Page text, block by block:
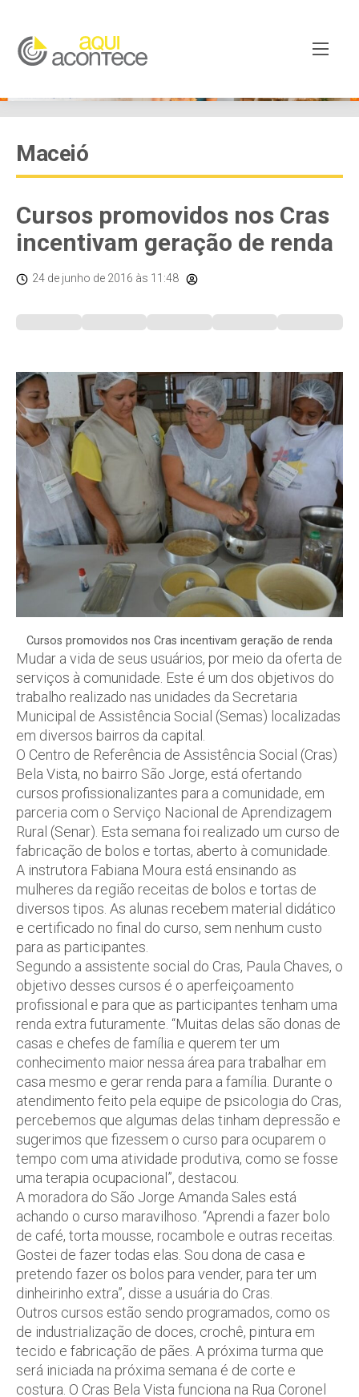
Maceió
Cursos promovidos nos Cras
incentivam geração de renda
24 de junho de 2016 às 11:48
Cursos promovidos nos Cras incentivam geração de renda
Mudar a vida de seus usuários, por meio da oferta de
serviços à comunidade. Este é um dos objetivos do
trabalho realizado nas unidades da Secretaria
Municipal de Assistência Social (Semas) localizadas
em diversos bairros da capital.
O Centro de Referência de Assistência Social (Cras)
Bela Vista, no bairro São Jorge, está ofertando
cursos profissionalizantes para a comunidade, em
parceria com o Serviço Nacional de Aprendizagem
Rural (Senar). Esta semana foi realizado um curso de
fabricação de bolos e tortas, aberto à comunidade.
A instrutora Fabiana Moura está ensinando as
mulheres da região receitas de bolos e tortas de
diversos tipos. As alunas recebem material didático
e certificado no final do curso, sem nenhum custo
para as participantes.
Segundo a assistente social do Cras, Paula Chaves, o
objetivo desses cursos é o aperfeiçoamento
profissional e para que as participantes tenham uma
renda extra futuramente. “Muitas delas são donas de
casas e chefes de família e querem ter um
conhecimento maior nessa área para trabalhar em
casa mesmo e gerar renda para a família. Durante o
atendimento feito pela equipe de psicologia do Cras,
percebemos que algumas delas tinham depressão e
sugerimos que fizessem o curso para ocuparem o
tempo com uma atividade produtiva, como se fosse
uma terapia ocupacional”, destacou.
A moradora do São Jorge Amanda Sales está
achando o curso maravilhoso. “Aprendi a fazer bolo
de café, torta mousse, rocambole e outras receitas.
Gostei de fazer todas elas. Sou dona de casa e
pretendo fazer os bolos para vender, para ter um
dinheirinho extra”, disse a usuária do Cras.
Outros cursos estão sendo programados, como os
de industrialização de doces, crochê, pintura em
tecido e fabricação de pães. A próxima turma que
será iniciada na próxima semana é de corte e
costura. O Cras Bela Vista funciona na Rua Coronel